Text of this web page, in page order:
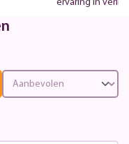
ervaring in